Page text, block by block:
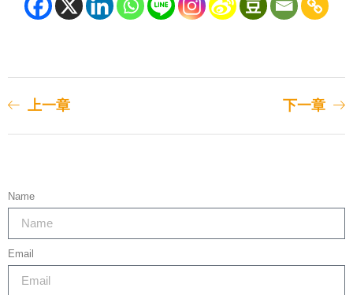
上一章 下一章
Name
Email